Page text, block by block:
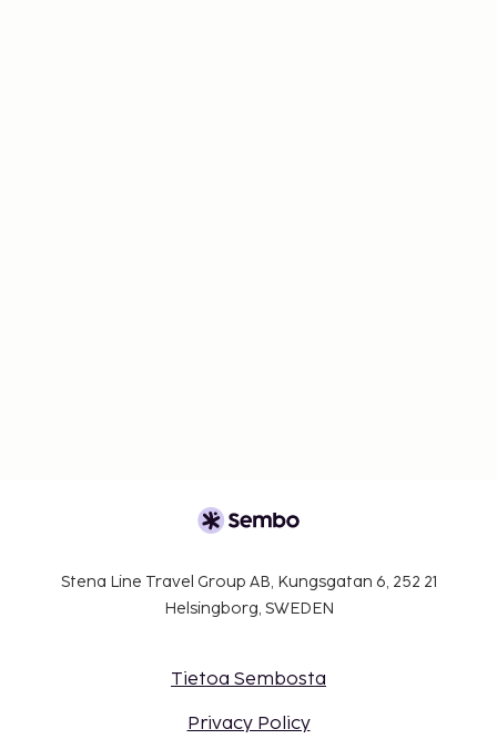
Stena Line Travel Group AB, Kungsgatan 6, 252 21
Helsingborg, SWEDEN
Tietoa Sembosta
Privacy Policy